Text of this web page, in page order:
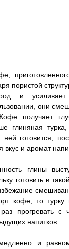
пористой
и
они
получает
глиняная
ней готовится,
вкус и аромат
глины
готовить в
кофе, то турку
прогревать с
напитков.
и